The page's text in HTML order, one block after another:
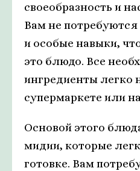
своеобразность и
Вам не
и особые навыки,
это блюдо. Все
ингредиенты легко
супермаркете или
Основой этого
мидии, которые
готовке. Вам